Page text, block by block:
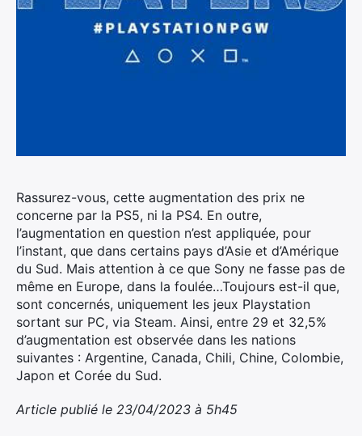
Rassurez-vous, cette augmentation des prix ne
concerne par la PS5, ni la PS4. En outre,
l’augmentation en question n’est appliquée, pour
l’instant, que dans certains pays d’Asie et d’Amérique
du Sud. Mais attention à ce que Sony ne fasse pas de
même en Europe, dans la foulée…Toujours est-il que,
sont concernés, uniquement les jeux Playstation
sortant sur PC, via Steam. Ainsi, entre 29 et 32,5%
d’augmentation est observée dans les nations
suivantes : Argentine, Canada, Chili, Chine, Colombie,
Japon et Corée du Sud.
Article publié le 23/04/2023 à 5h45